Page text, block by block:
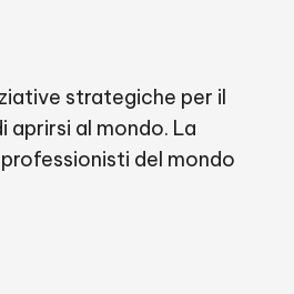
strategiche per il
al mondo. La
del mondo